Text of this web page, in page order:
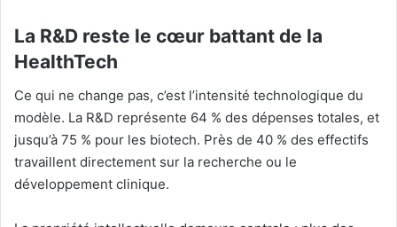
La R&D reste le cœur battant de la
HealthTech
Ce qui ne change pas, c’est l’intensité technologique du
modèle. La R&D représente 64 % des dépenses totales, et
jusqu’à 75 % pour les biotech. Près de 40 % des effectifs
travaillent directement sur la recherche ou le
développement clinique.